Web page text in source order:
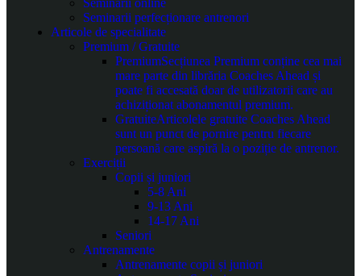
Seminarii online
Seminarii perfecționare antrenori
Articole de specialitate
Premium / Gratuite
PremiumSecțiunea Premium conține cea mai
mare parte din librăria Coaches Ahead și
poate fi accesată doar de utilizatorii care au
achiziționat abonamentul premium.
GratuiteArticolele gratuite Coaches Ahead
sunt un punct de pornire pentru fiecare
persoană care aspiră la o poziție de antrenor.
Exerciții
Copii și juniori
5-8 Ani
9-13 Ani
14-17 Ani
Seniori
Antrenamente
Antrenamente copii și juniori